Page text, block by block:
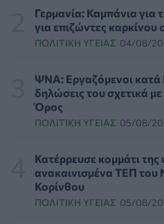
λειτουργικούς ιούς - Oι
ΥΓΕΊΑ 07/08/2026 - 10:00
κολύμβηση
ΥΓΕΊΑ 07/08/2026 - 09:00
Πέντε συμβουλές για καυτό
ΥΓΕΊΑ 06/08/2026 - 22:01
ΕΟΔΥ: Σε ύφεση κορονοϊός,
επτά νέες εισαγωγές για
Γερμανία: Καμπάνια για
για επιζώντες καρκίνου
ΠΟΛΙΤΙΚΉ ΥΓΕΊΑΣ 04/08/
ΨΝΑ: Εργαζόμενοι κατά
δηλώσεις του σχετικά
Όρος
ΠΟΛΙΤΙΚΉ ΥΓΕΊΑΣ 05/08/
Κατέρρευσε κομμάτι
ανακαινισμένα ΤΕΠ του
Κορίνθου
ΠΟΛΙΤΙΚΉ ΥΓΕΊΑΣ 05/08/